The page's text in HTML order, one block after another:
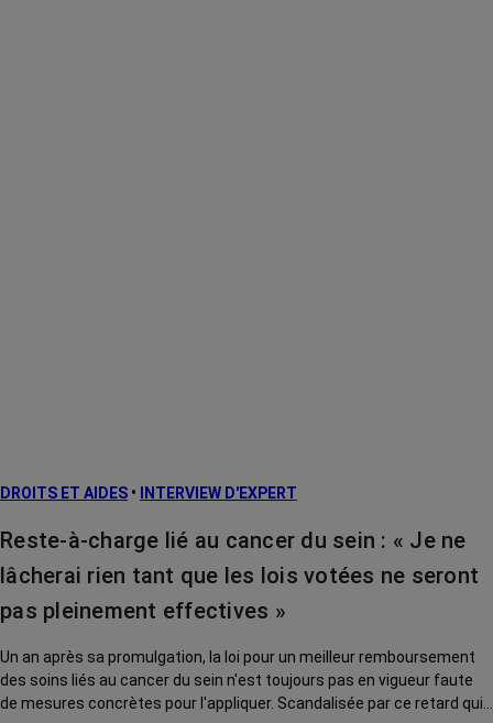
DROITS ET AIDES • INTERVIEW D'EXPERT
Reste-à-charge lié au cancer du sein : « Je ne
lâcherai rien tant que les lois votées ne seront
pas pleinement effectives »
Un an après sa promulgation, la loi pour un meilleur remboursement
des soins liés au cancer du sein n'est toujours pas en vigueur faute
de mesures concrètes pour l'appliquer. Scandalisée par ce retard qui